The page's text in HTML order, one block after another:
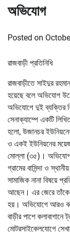
অভিযোগ
Posted on
রাজবাড়ী প্রতিনিধি
রাজবাড়ীতে সাইদুর
হয়েছে বলে অভিযোগ
অভিযোগে দুই ব্যক্তির
সেনাক্যাম্পে একটি
হলো, উজানচর
ও একই ইউনিয়নের
মোল্লা (৩৫)। অভিযোগ
গ্রামের বাসিন্দা ও
সামাজিক নানা বিষয়ে
আছেন। এর জেরে তাঁকে
হয়। অভিযোগে আরও বলা
বাড়ীর পাশে
মোটরসাইকেলযোগে